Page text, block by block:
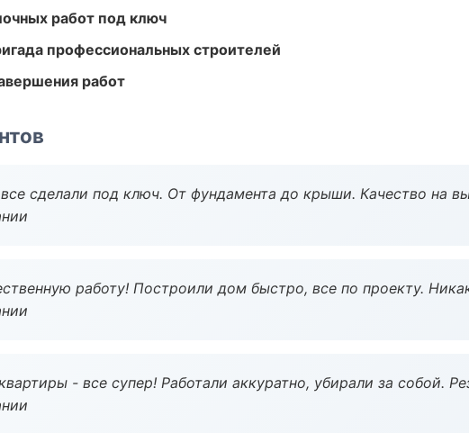
работ под ключ
профессиональных строителей
работ
сделали под ключ. От фундамента до крыши. Качество на
работу! Построили дом быстро, все по проекту.
- все супер! Работали аккуратно, убирали за собой.